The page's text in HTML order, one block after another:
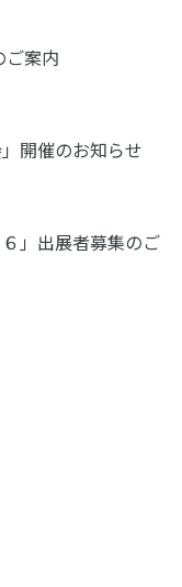
ご案内
開催のお知らせ
」出展者募集のご